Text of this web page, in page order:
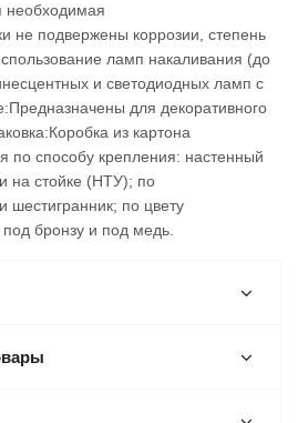
необходимая
не подвержены коррозии, степень
ламп накаливания (до
и светодиодных ламп с
для декоративного
из картона
по способу крепления: настенный
на стойке (НТУ); по
по цвету
бронзу и под медь.